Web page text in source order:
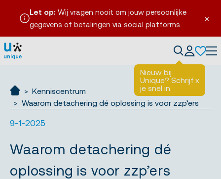
×
Let op: Wij vragen nooit om jouw persoonlijke
gegevens of betalingen via social platforms.
Nieuw bij
Unique? Schrijf
je snel in.
x
Ik zoek werk
Kenniscentrum
Waarom detachering dé oplossing is voor zzp’ers
9-1-2025
Waarom detachering dé
oplossing is voor zzp’ers